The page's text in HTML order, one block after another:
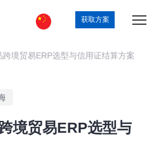
获取方案
跨境贸易ERP选型与信用证结算方案
境贸易ERP选型与